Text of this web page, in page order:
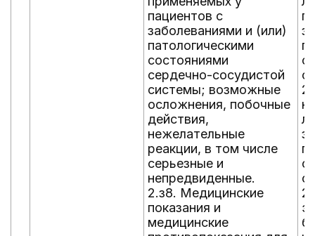
пациентов с
заболеваниями и (или)
патологическими
состояниями
сердечно-сосудистой
системы; возможные
осложнения, побочные
действия,
нежелательные
реакции, в том числе
серьезные и
непредвиденные.
2.з8. Медицинские
показания и
медицинские